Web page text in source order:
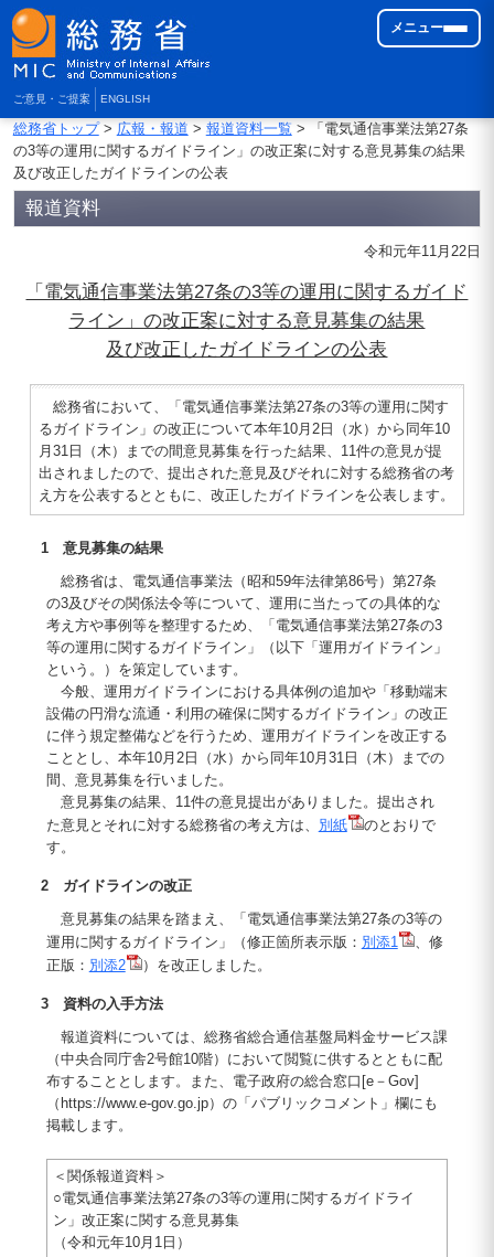
ご意見・ご提案 ENGLISH
メニュー
総務省トップ> 広報・報道 > 報道資料一覧> 「電気通信事業法第27条
の3等の運用に関するガイドライン」の改正案に対する意見募集の結果
及び改正したガイドラインの公表
報道資料
令和元年11月22日
「電気通信事業法第27条の3等の運用に関するガイド
ライン」の改正案に対する意見募集の結果
及び改正したガイドラインの公表
総務省において、「電気通信事業法第27条の3等の運用に関す
るガイドライン」の改正について本年10月2日（水）から同年10
月31日（木）までの間意見募集を行った結果、11件の意見が提
出されましたので、提出された意見及びそれに対する総務省の考
え方を公表するとともに、改正したガイドラインを公表します。
1 意見募集の結果
総務省は、電気通信事業法（昭和59年法律第86号）第27条
の3及びその関係法令等について、運用に当たっての具体的な
考え方や事例等を整理するため、「電気通信事業法第27条の3
等の運用に関するガイドライン」（以下「運用ガイドライン」
という。）を策定しています。
今般、運用ガイドラインにおける具体例の追加や「移動端末
設備の円滑な流通・利用の確保に関するガイドライン」の改正
に伴う規定整備などを行うため、運用ガイドラインを改正する
こととし、本年10月2日（水）から同年10月31日（木）までの
間、意見募集を行いました。
意見募集の結果、11件の意見提出がありました。提出され
た意見とそれに対する総務省の考え方は、 別紙
のとおりで
す。
2 ガイドラインの改正
意見募集の結果を踏まえ、「電気通信事業法第27条の3等の
運用に関するガイドライン」（修正箇所表示版： 別添1
、修
正版： 別添2 ）を改正しました。
3 資料の入手方法
報道資料については、総務省総合通信基盤局料金サービス課
（中央合同庁舎2号館10階）において閲覧に供するとともに配
布することとします。また、電子政府の総合窓口[e－Gov]
（https://www.e-gov.go.jp）の「パブリックコメント」欄にも
掲載します。
＜関係報道資料＞
○電気通信事業法第27条の3等の運用に関するガイドライ
ン」改正案に関する意見募集
（令和元年10月1日）